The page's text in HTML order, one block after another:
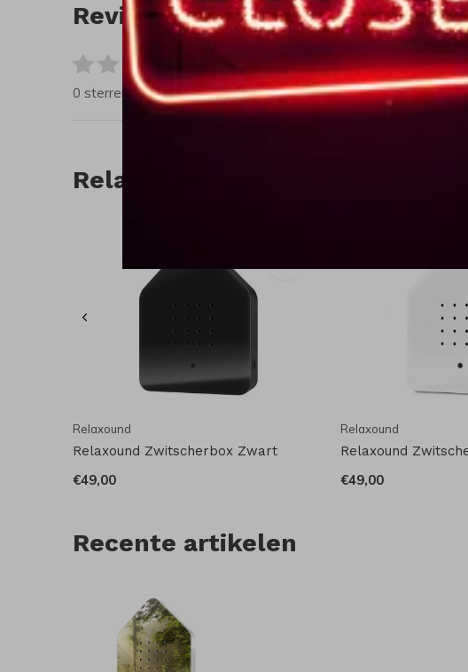
Reviews
0/ 5
0 sterren op basis van 0 beoordelingen
Related articles
Relaxound
Relaxound Zwitscherbox Zwart
€49,00
Relaxound
Relaxound
€49,00
Recente artikelen